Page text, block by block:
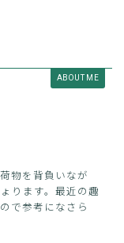
ABOUT ME
物を背負いなが
ります。最近の趣
で参考になさら